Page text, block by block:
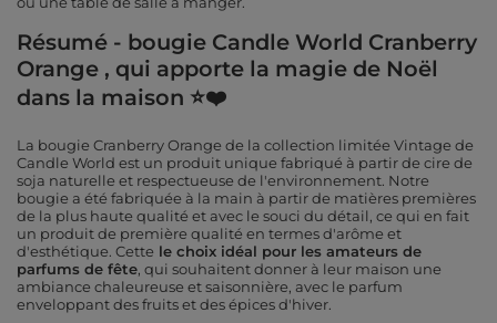
Résumé - bougie Candle World Cranberry
Orange , qui apporte la magie de Noël
dans la maison ⭐❤️
La bougie Cranberry Orange de la collection limitée Vintage de
Candle World est un produit unique fabriqué à partir de cire de
soja naturelle et respectueuse de l'environnement. Notre
bougie a été fabriquée à la main à partir de matières premières
de la plus haute qualité et avec le souci du détail, ce qui en fait
un produit de première qualité en termes d'arôme et
d'esthétique. Cette le choix idéal pour les amateurs de
parfums de fête, qui souhaitent donner à leur maison une
ambiance chaleureuse et saisonnière, avec le parfum
enveloppant des fruits et des épices d'hiver.